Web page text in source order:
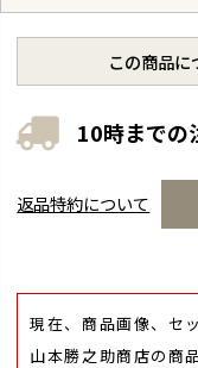
10時までの
この商品
返品特約について
現在、商品画像、セ
山本勝之助商店の商